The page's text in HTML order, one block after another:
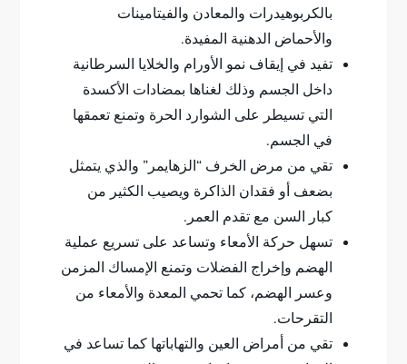
بالكربوهيدرات والمعادن والفيتامينات
والأحماض الدهنية المفيدة.
تفيد في إيقاف نمو الأورام والخلايا السرطانية
داخل الجسم وذلك لغناها بمضادات الأكسدة
التي تسيطر على الشوارد الحرة وتمنع تعمقها
في الجسم.
تقي من مرض الخرف “الزهايمر” والذي يتمثل
بضعف أو فقدان الذاكرة ويصيب الكثير من
كبار السن مع تقدم العمر.
تسهل حركة الأمعاء وتساعد على تسريع عملية
الهضم وإخراج الفضلات وتمنع الإمساك المزمن
وعسر الهضم، كما تحمي المعدة والأمعاء من
التقرحات.
تقي من أمراض العين والتهاباتها كما تساعد في